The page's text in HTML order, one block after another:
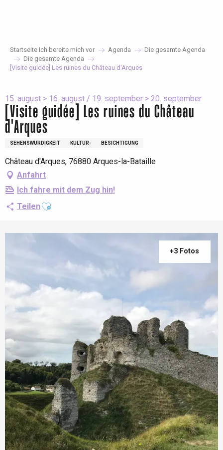
Startseite Ich bereite mich vor Agenda
Die gesamte Agenda
Die gesamte Agenda
[Visite guidée] Les ruines du Château d'Arques
15. august > 16. august / 19. september > 20. september
[Visite guidée] Les ruines du Château
d'Arques
SEHENSWÜRDIGKEIT KULTUR- BESICHTIGUNG
Château d'Arques, 76880 Arques-la-Bataille
Anfahrt
Ich fahre mit dem Zug hin!
TeilenAjouter aux favoris
+3 Fotos